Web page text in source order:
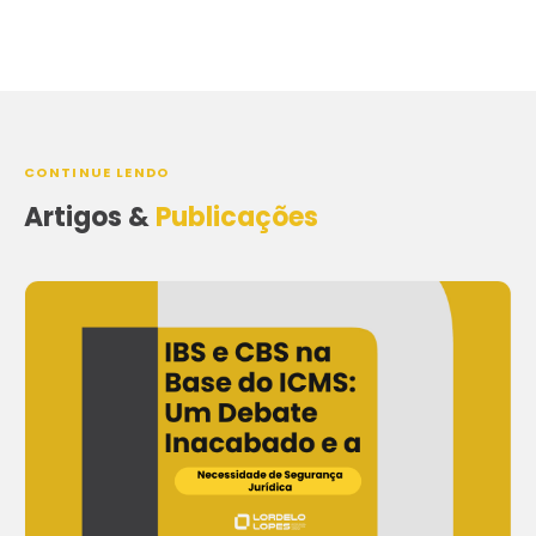
CONTINUE LENDO
Artigos &Publicações